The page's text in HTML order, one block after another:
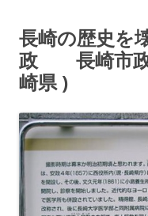
長崎の歴史を
政 長崎市政
崎県 )